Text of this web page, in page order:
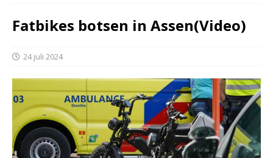
Fatbikes botsen in Assen(Video)
24 juli 2024